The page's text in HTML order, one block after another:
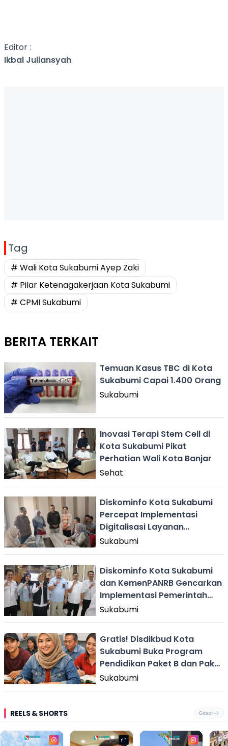
Editor :
Ikbal Juliansyah
Tag
# Wali Kota Sukabumi Ayep Zaki
# Pilar Ketenagakerjaan Kota Sukabumi
# CPMI Sukabumi
BERITA TERKAIT
Temuan Kasus TBC di Kota
Sukabumi Capai 1.400 Orang
Sukabumi
Inovasi Terapi Stem Cell di
Kota Sukabumi Pikat
Perhatian Wali Kota Banjar
Sehat
Diskominfo Kota Sukabumi
Percepat Implementasi
Digitalisasi Layanan
Kesehatan
Sukabumi
Diskominfo Kota Sukabumi
dan KemenPANRB Gencarkan
Implementasi Pemerintah
Digital
Sukabumi
Gratis! Disdikbud Kota
Sukabumi Buka Program
Pendidikan Paket B dan Paket
C
Sukabumi
REELS & SHORTS Geser